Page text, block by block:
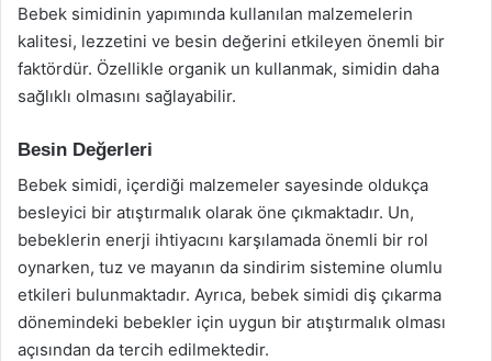
Bebek simidinin yapımında kullanılan malzemelerin
kalitesi, lezzetini ve besin değerini etkileyen önemli bir
faktördür. Özellikle organik un kullanmak, simidin daha
sağlıklı olmasını sağlayabilir.
Besin Değerleri
Bebek simidi, içerdiği malzemeler sayesinde oldukça
besleyici bir atıştırmalık olarak öne çıkmaktadır. Un,
bebeklerin enerji ihtiyacını karşılamada önemli bir rol
oynarken, tuz ve mayanın da sindirim sistemine olumlu
etkileri bulunmaktadır. Ayrıca, bebek simidi diş çıkarma
dönemindeki bebekler için uygun bir atıştırmalık olması
açısından da tercih edilmektedir.